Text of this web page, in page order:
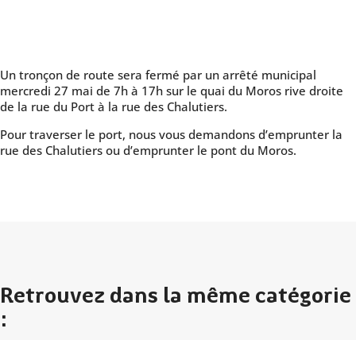
Un tronçon de route sera fermé par un arrêté municipal
mercredi 27 mai de 7h à 17h sur le quai du Moros rive droite
de la rue du Port à la rue des Chalutiers.
Pour traverser le port, nous vous demandons d’emprunter la
rue des Chalutiers ou d’emprunter le pont du Moros.
Retrouvez dans la même catégorie
: